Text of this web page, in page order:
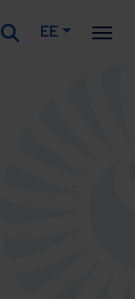
EE